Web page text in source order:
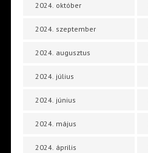
2024. október
2024. szeptember
2024. augusztus
2024. július
2024. június
2024. május
2024. április